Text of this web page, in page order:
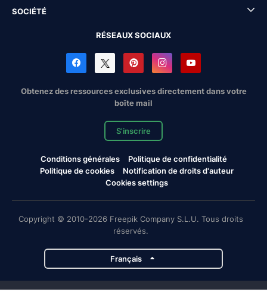
SOCIÉTÉ
RÉSEAUX SOCIAUX
Obtenez des ressources exclusives directement dans votre
boîte mail
S'inscrire
Conditions générales
Politique de confidentialité
Politique de cookies
Notification de droits d'auteur
Cookies settings
Copyright © 2010-2026 Freepik Company S.L.U. Tous droits
réservés.
Français